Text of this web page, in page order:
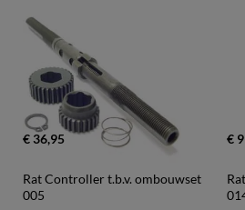
€ 36,95 €
Rat Controller t.b.v. ombouwset
005